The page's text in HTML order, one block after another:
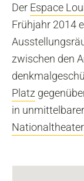
Der Espace
Frühjahr 2014
zwischen den
Platz
in
Nationaltheater